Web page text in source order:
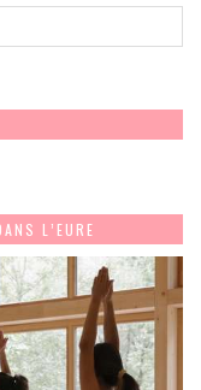
L’EURE